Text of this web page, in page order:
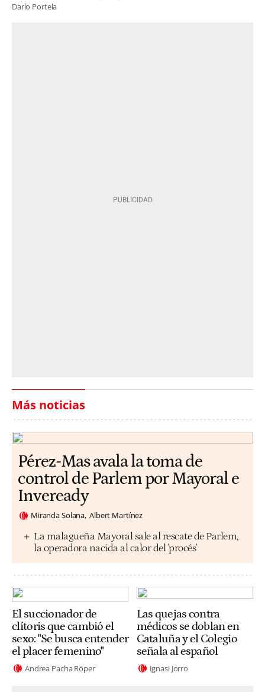
Darío Portela
Más noticias
Pérez-Mas avala la toma de
control de Parlem por Mayoral e
Inveready
Miranda Solana Albert Martínez
La malagueña Mayoral sale al rescate de Parlem,
la operadora nacida al calor del 'procés'
El succionador de
clítoris que cambió el
sexo: "Se busca entender
el placer femenino"
Andrea Pacha Röper
Las quejas contra
médicos se doblan en
Cataluña y el Colegio
señala al español
Ignasi Jorro